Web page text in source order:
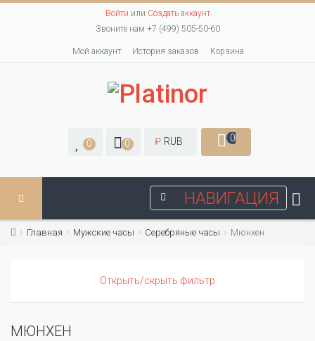
Войти или Создать аккаунт
Звоните нам +7 (499) 505-50-60
Мой аккаунт История заказов Корзина
0 0 ₽ RUB 0
НАВИГАЦИЯ
Главная Мужские часы Серебряные часы Мюнхен
Открыть/скрыть фильтр
МЮНХЕН